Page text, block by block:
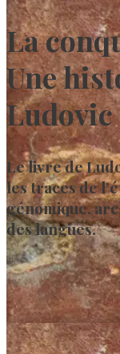
La
Une
Le livre de
les traces de
génomique,
des langues.